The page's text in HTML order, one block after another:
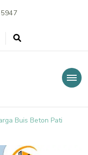
Buis Beton Pati